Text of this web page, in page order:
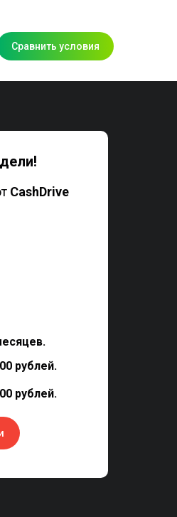
Сравнить условия
CashDrive
рублей.
рублей.